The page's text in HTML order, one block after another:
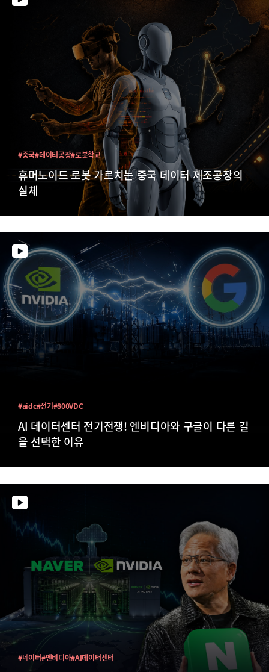
휴머노이드 로봇 가르치는 중국 데이터 제조공장의
실체
#중국#데이터공장#로봇학교
AI 데이터센터 전기전쟁! 엔비디아와 구글이 다른 길
을 선택한 이유
#aidc#전기#800VDC
#네이버#엔비디아#AI데이터센터